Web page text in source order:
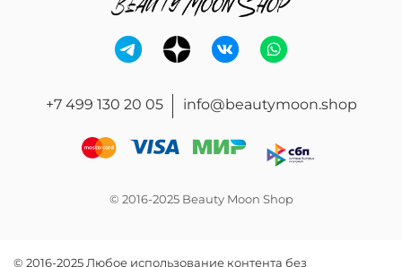
+7 499 130 20 05 info@beautymoon.shop
© 2016-2025 Beauty Moon Shop
© 2016-2025 Любое использование контента без